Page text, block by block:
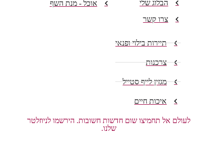
הבלוג שלי
צרו קשר
אוכל - מנת השף
תיירות בילוי ופנאי
צרכנות
מגזין לייף סטייל
איכות חיים
לעולם אל תחמיצו שום חדשות חשובות. הירשמו לניוזלטר
שלנו.